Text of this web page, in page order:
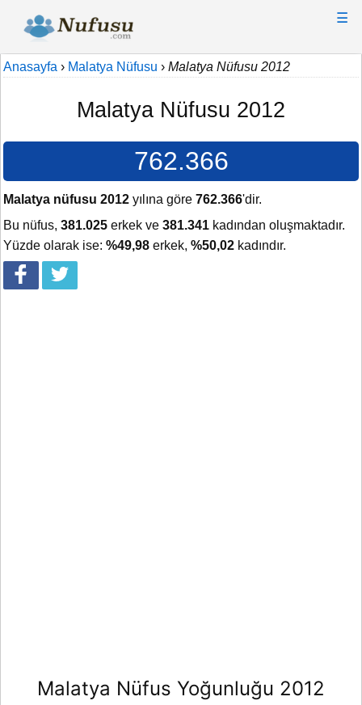
☰
Anasayfa › Malatya Nüfusu › Malatya Nüfusu 2012
Malatya Nüfusu 2012
762.366
Malatya nüfusu 2012 yılına göre 762.366'dir.
Bu nüfus, 381.025 erkek ve 381.341 kadından oluşmaktadır.
Yüzde olarak ise: %49,98 erkek, %50,02 kadındır.
Malatya Nüfus Yoğunluğu 2012